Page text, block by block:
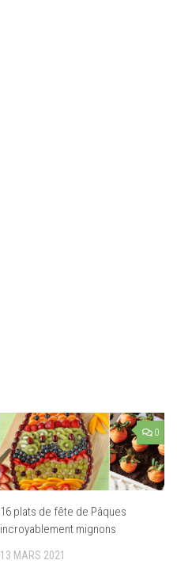
0
16 plats de fête de Pâques
incroyablement mignons
13 MARS 2021